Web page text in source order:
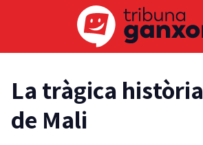
La tràgica
de Mali